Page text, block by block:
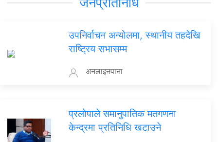
उपनिर्वाचन अन्योलमा, स्थानीय तहदेखि
राष्ट्रिय सभासम्म
अनलाइनपाना
प्रलोपाले समानुपातिक मतगणना
केन्द्रमा प्रतिनिधि खटाउने